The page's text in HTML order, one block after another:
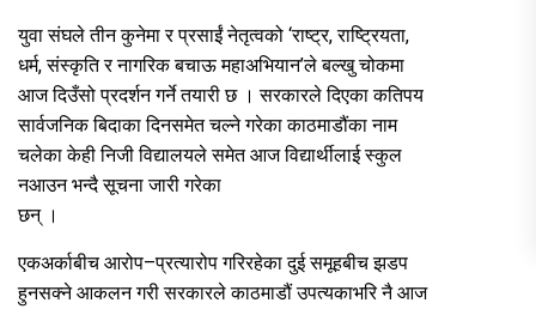
युवा संघले तीन कुनेमा र प्रसाईं नेतृत्वको ‘राष्ट्र, राष्ट्रियता,
धर्म, संस्कृति र नागरिक बचाऊ महाअभियान’ले बल्खु चोकमा
आज दिउँसो प्रदर्शन गर्ने तयारी छ । सरकारले दिएका कतिपय
सार्वजनिक बिदाका दिनसमेत चल्ने गरेका काठमाडौंका नाम
चलेका केही निजी विद्यालयले समेत आज विद्यार्थीलाई स्कुल
नआउन भन्दै सूचना जारी गरेका
छन् ।
एकअर्काबीच आरोप–प्रत्यारोप गरिरहेका दुई समूहबीच झडप
हुनसक्ने आकलन गरी सरकारले काठमाडौं उपत्यकाभरि नै आज